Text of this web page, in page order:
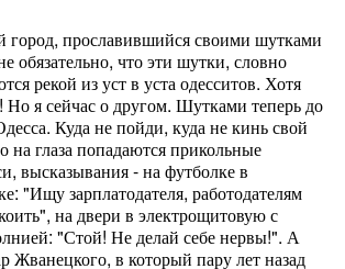
город, прославившийся своими шутками
обязательно, что эти шутки, словно
рекой из уст в уста одесситов. Хотя
Но я сейчас о другом. Шутками теперь до
Куда не пойди, куда не кинь свой
на глаза попадаются прикольные
высказывания - на футболке в
"Ищу зарплатодателя, работодателям
на двери в электрощитовую с
"Стой! Не делай себе нервы!". А
Жванецкого, в который пару лет назад